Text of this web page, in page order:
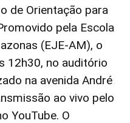
de Orientação para
pela Escola
(EJE-AM), o
12h30, no auditório
na avenida André
ao vivo pelo
YouTube. O